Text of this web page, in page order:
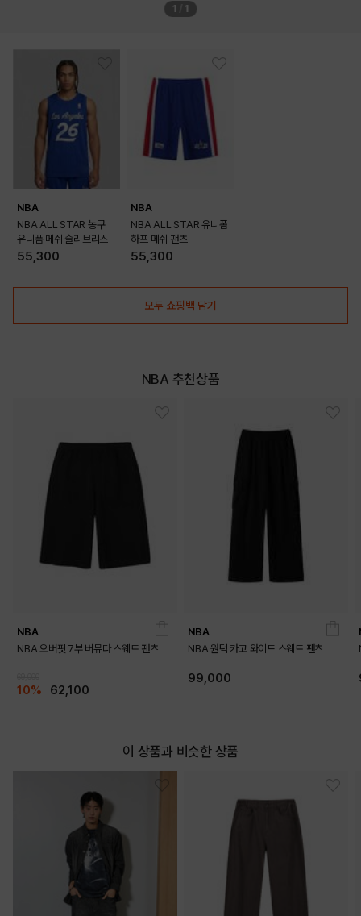
1 1
NBA
NBA ALL STAR 농구
유니폼 메쉬 슬리브리스
55,300
NBA
NBA ALL STAR 유니폼
하프 메쉬 팬츠
55,300
모두 쇼핑백 담기
NBA 추천상품
NBA
NBA 오버핏 7부 버뮤다 스웨트 팬츠
10% 62,100
NBA
NBA 원턱 카고 와이드 스웨트 팬츠
99,000
이 상품과 비슷한 상품